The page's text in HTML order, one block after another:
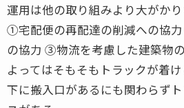
運用は他の取り組みより大がかり
①宅配便の再配達の削減への協
の協力 ③物流を考慮した建築物
よってはそもそもトラックが着
下に搬入口があるにも関わらず